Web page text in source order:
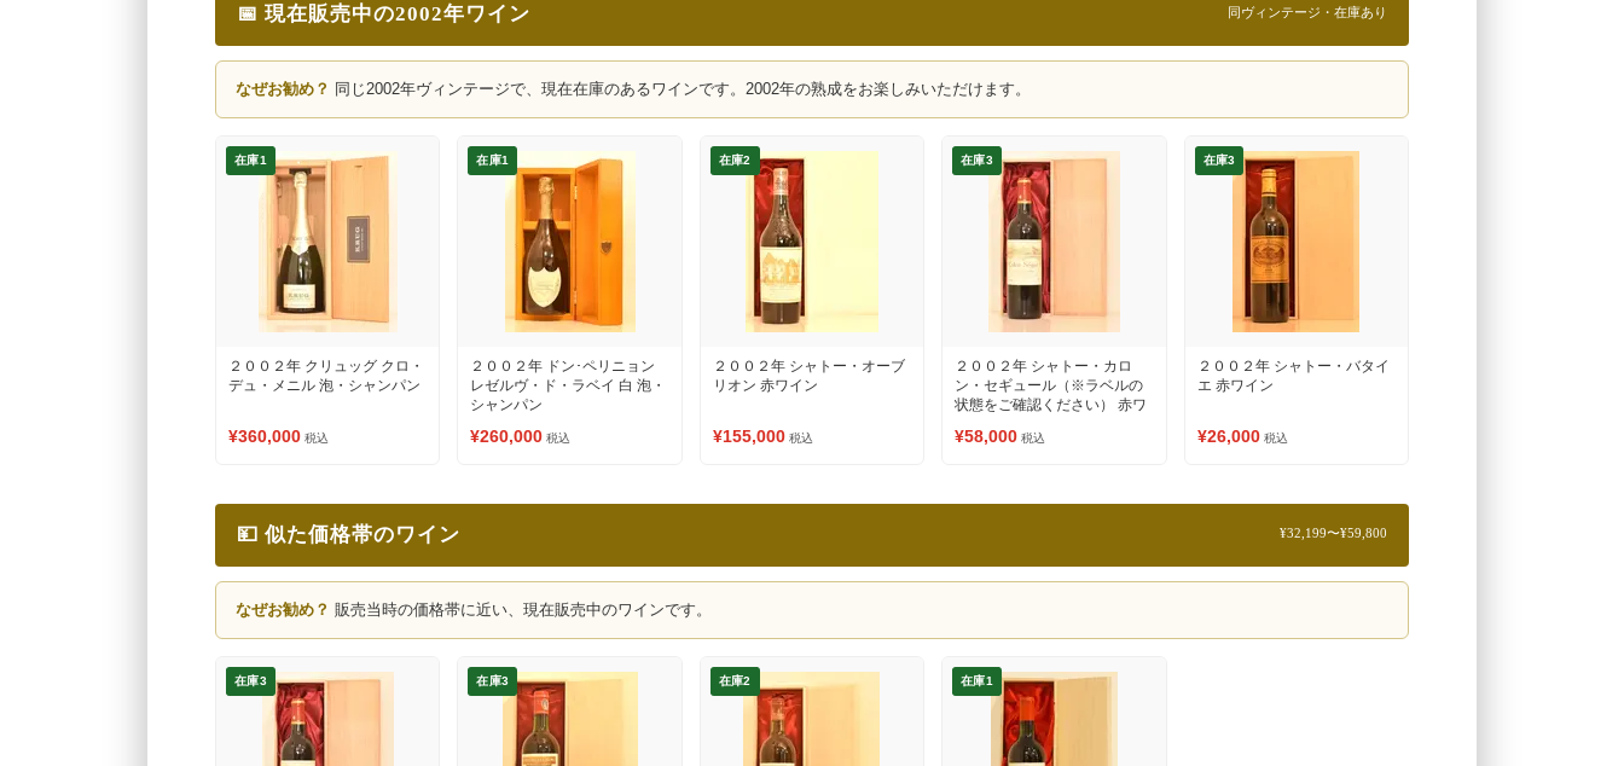
📅 現在販売中の2002年ワイン 同ヴィンテージ・在庫あり
なぜお勧め？ 同じ2002年ヴィンテージで、現在在庫のあるワインです。2002年の熟成をお楽しみいただけます。
在庫1
２００２年 クリュッグ クロ・
デュ・メニル 泡・シャンパン
¥360,000 税込
在庫1
２００２年 ドン･ペリニョン
レゼルヴ・ド・ラベイ 白 泡・
シャンパン
¥260,000 税込
在庫2
２００２年 シャトー・オーブ
リオン 赤ワイン
¥155,000 税込
在庫3
２００２年 シャトー・カロ
ン・セギュール（※ラベルの
状態をご確認ください） 赤ワ
¥58,000 税込
在庫3
２００２年 シャトー・バタイ
エ 赤ワイン
¥26,000 税込
💴 似た価格帯のワイン ¥32,199〜¥59,800
なぜお勧め？ 販売当時の価格帯に近い、現在販売中のワインです。
在庫3 在庫3 在庫2 在庫1